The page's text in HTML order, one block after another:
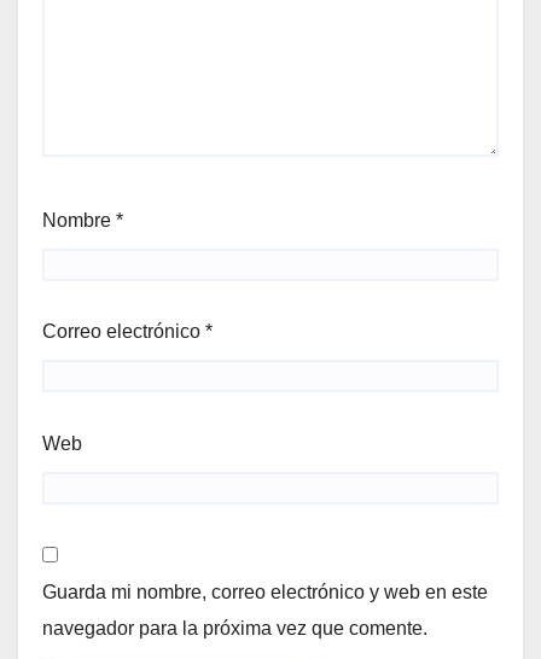
Nombre *
Correo electrónico *
Web
Guarda mi nombre, correo electrónico y web en este
navegador para la próxima vez que comente.